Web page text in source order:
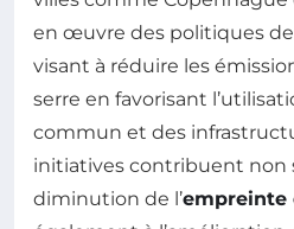
en œuvre des politiques de
visant à réduire les
serre en favorisant
commun et des
initiatives contribuent non
diminution de l’empreinte